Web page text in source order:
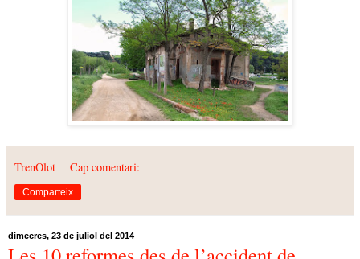
TrenOlot Cap comentari:
Comparteix
dimecres, 23 de juliol del 2014